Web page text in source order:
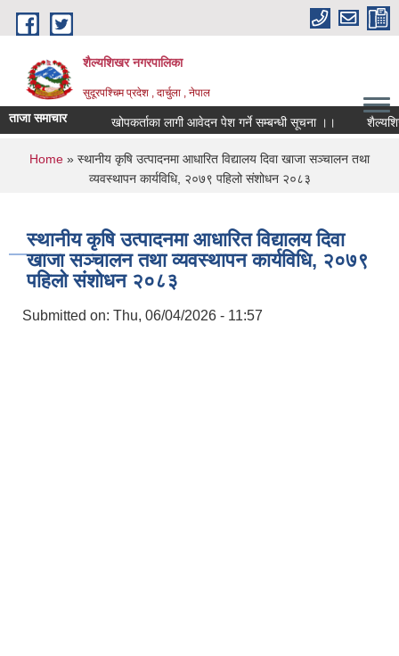
Skip to main content
शैल्यशिखर नगरपालिका
सुदूरपश्चिम प्रदेश , दार्चुला , नेपाल
ताजा समाचार खोपकर्ताका लागी आवेदन पेश गर्ने सम्बन्धी सूचना ।।
You are here
Home » स्थानीय कृषि उत्पादनमा आधारित विद्यालय दिवा खाजा सञ्चालन तथा
व्यवस्थापन कार्यविधि, २०७९ पहिलो संशोधन २०८३
स्थानीय कृषि उत्पादनमा आधारित विद्यालय दिवा
खाजा सञ्चालन तथा व्यवस्थापन कार्यविधि, २०७९
पहिलो संशोधन २०८३
Submitted on: Thu, 06/04/2026 - 11:57